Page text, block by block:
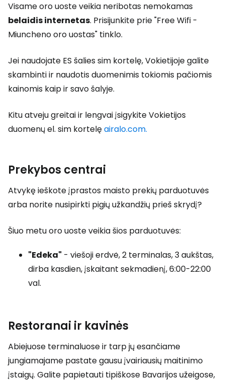
Visame oro uoste veikia neribotas nemokamas
belaidis internetas. Prisijunkite prie "Free Wifi -
Miuncheno oro uostas" tinklo.
Jei naudojate ES šalies sim kortelę, Vokietijoje galite
skambinti ir naudotis duomenimis tokiomis pačiomis
kainomis kaip ir savo šalyje.
Kitu atveju greitai ir lengvai įsigykite Vokietijos
duomenų el. sim kortelęairalo.com.
Prekybos centrai
Atvykę ieškote įprastos maisto prekių parduotuvės
arba norite nusipirkti pigių užkandžių prieš skrydį?
Šiuo metu oro uoste veikia šios parduotuvės:
"Edeka" - viešoji erdvė, 2 terminalas, 3 aukštas,
dirba kasdien, įskaitant sekmadienį, 6:00-22:00
val.
Restoranai ir kavinės
Abiejuose terminaluose ir tarp jų esančiame
jungiamajame pastate gausu įvairiausių maitinimo
įstaigų. Galite papietauti tipiškose Bavarijos užeigose,